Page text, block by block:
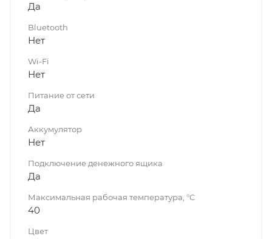
Да
Bluetooth
Нет
Wi-Fi
Нет
Питание от сети
Да
Аккумулятор
Нет
Подключение денежного ящика
Да
Максимальная рабочая температура, °C
40
Цвет